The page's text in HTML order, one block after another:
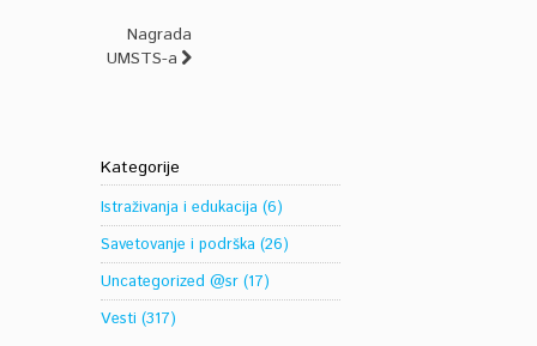
Nagrada
UMSTS-a
Kategorije
Istraživanja i edukacija (6)
Savetovanje i podrška (26)
Uncategorized @sr (17)
Vesti (317)